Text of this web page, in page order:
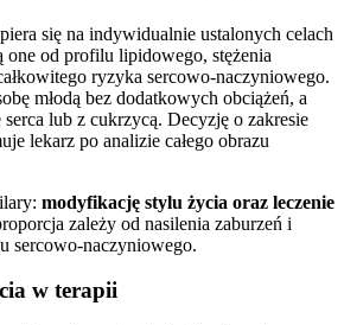
się na indywidualnie ustalonych celach
one od profilu lipidowego, stężenia
ryzyka sercowo-naczyniowego.
młodą bez dodatkowych obciążeń, a
lub z cukrzycą. Decyzję o zakresie
lekarz po analizie całego obrazu
modyfikację stylu życia oraz leczenie
zależy od nasilenia zaburzeń i
sercowo-naczyniowego.
w terapii